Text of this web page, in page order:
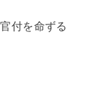
付を命ずる